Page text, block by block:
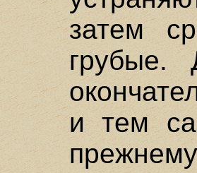
затем
грубые.
и тем